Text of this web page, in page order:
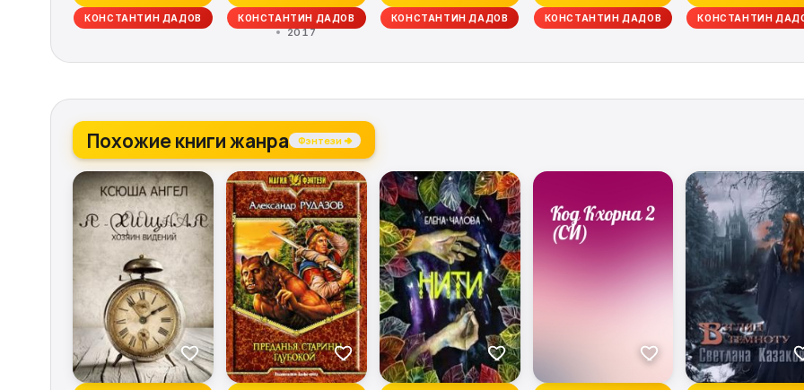
КОНСТАНТИН ДАДОВ КОНСТАНТИН ДАДОВ
2017
КОНСТАНТИН ДАДОВ КОНСТАНТИН ДАДОВ КОНСТАНТИН
Похожие книги жанра Фэнтези →